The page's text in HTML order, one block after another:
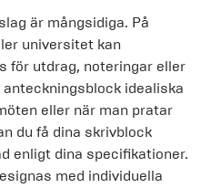
är mångsidiga. På
universitet kan
för utdrag, noteringar eller
idealiska
eller när man pratar
du få dina skrivblock
enligt dina specifikationer.
med individuella